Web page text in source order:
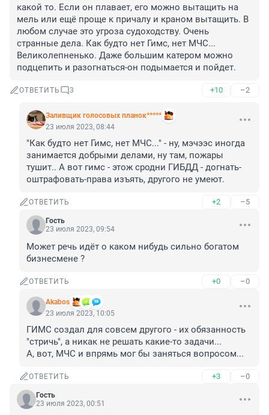
какой то. Если он плавает, его можно вытащить на
мель или ещё проще к причалу и краном вытащить. В
любом случае это угроза судоходству. Очень
странные дела. Как будто нет Гимс, нет МЧС...
Великолепненько. Даже большим катером можно
подцепить и разогнаться-он подымается и пойдет.
ОТВЕТИТЬ 3 +10 –2
Заливщик голосовых планок*****
23 июля 2023, 08:44
"Как будто нет Гимс, нет МЧС..." - ну, мэчээс иногда
занимается добрыми делами, ну там, пожары
тушит.. А вот гимс - этож сродни ГИБДД - догнать-
оштрафовать-права изъять, другого не умеют.
ОТВЕТИТЬ +2 –5
Гость
23 июля 2023, 09:54
Может речь идёт о каком нибудь сильно богатом
бизнесмене ?
ОТВЕТИТЬ +0 –0
Akabos
23 июля 2023, 10:05
ГИМС создал для совсем другого - их обязанность
"стричь", а никак не решать какие-то задачи...
А, вот, МЧС и впрямь мог бы заняться вопросом...
ОТВЕТИТЬ +3 –0
Гость
23 июля 2023, 00:51